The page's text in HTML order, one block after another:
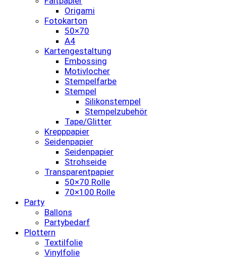
Origami
Fotokarton
50×70
A4
Kartengestaltung
Embossing
Motivlocher
Stempelfarbe
Stempel
Silikonstempel
Stempelzubehör
Tape/Glitter
Krepppapier
Seidenpapier
Seidenpapier
Strohseide
Transparentpapier
50×70 Rolle
70×100 Rolle
Party
Ballons
Partybedarf
Plottern
Textilfolie
Vinylfolie